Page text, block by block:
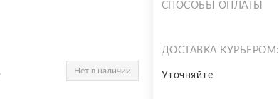
Нет в наличии
СПОСОБЫ ОПЛАТЫ
ДОСТАВКА КУРЬЕРОМ:
Уточняйте